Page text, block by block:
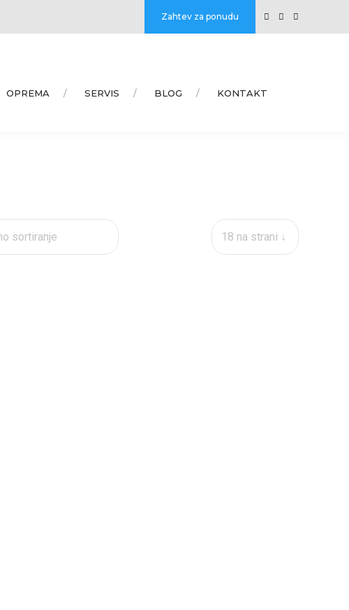
Zahtev za ponudu
OPREMA SERVIS BLOG KONTAKT